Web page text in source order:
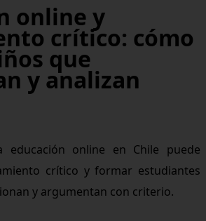
online y
crítico: cómo
que
y analizan
educación online en Chile puede
crítico y formar estudiantes
y argumentan con criterio.